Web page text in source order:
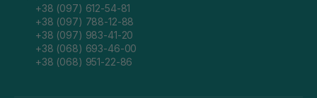
+38 (097) 612-54-81
+38 (097) 788-12-88
+38 (097) 983-41-20
+38 (068) 693-46-00
+38 (068) 951-22-86